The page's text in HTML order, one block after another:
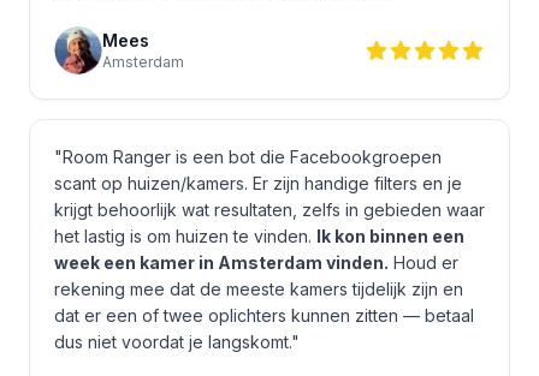
Mees
Amsterdam
"Room Ranger is een bot die Facebookgroepen
scant op huizen/kamers. Er zijn handige filters en je
krijgt behoorlijk wat resultaten, zelfs in gebieden waar
het lastig is om huizen te vinden. Ik kon binnen een
week een kamer in Amsterdam vinden. Houd er
rekening mee dat de meeste kamers tijdelijk zijn en
dat er een of twee oplichters kunnen zitten — betaal
dus niet voordat je langskomt."